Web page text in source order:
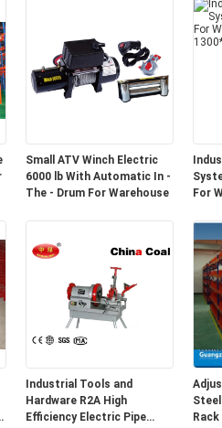
Small ATV Winch Electric
6000 lb With Automatic In -
The - Drum For Warehouse
For
Industrial Tools and
Hardware R2A High
Efficiency Electric Pipe